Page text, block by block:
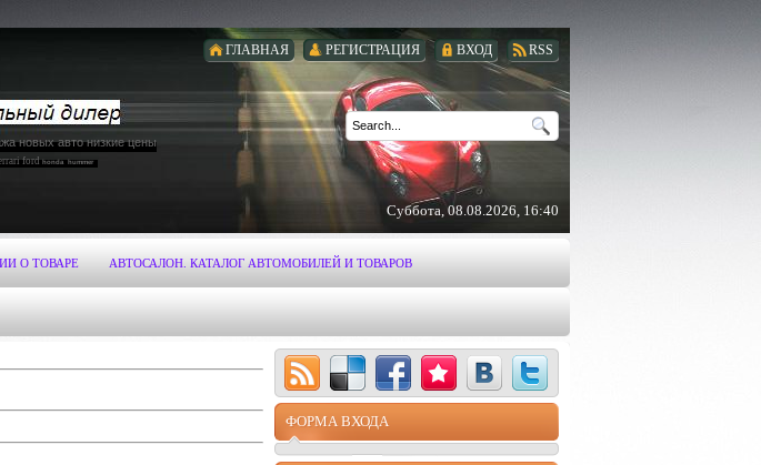
RSS
ВХОД
РЕГИСТРАЦИЯ
ГЛАВНАЯ
новых авто низкие цены
ford honda hummer
Суббота, 08.08.2026, 16:40
О ТОВАРЕ АВТОСАЛОН. КАТАЛОГ АВТОМОБИЛЕЙ И ТОВАРОВ
ФОРМА ВХОДА